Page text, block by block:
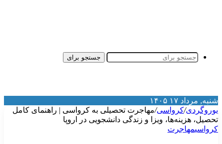
جستجو برای
مرداد ۱۷ ۱۴۰۵
/کرواسی/ مهاجرت تحصیلی به کرواسی | راهنمای کامل
هزینه‌ها، ویزا و زندگی دانشجویی در اروپا
مهاجرت